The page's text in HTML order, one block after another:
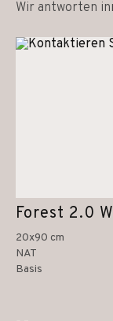
Wir antworten
Forest 2.0
20x90 cm
NAT
Basis